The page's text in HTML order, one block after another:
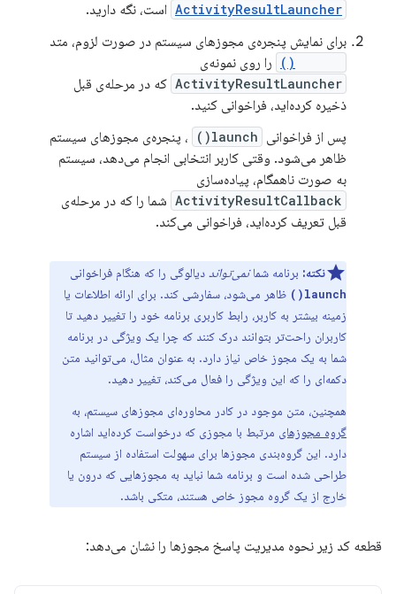
ActivityResultLauncher است، نگه دارید.
برای نمایش پنجره‌ی مجوزهای سیستم در صورت لزوم، متد
را روی نمونه‌ی
ActivityResultLauncher که در مرحله‌ی قبل
ذخیره کرده‌اید، فراخوانی کنید.
پس از فراخوانی launch()
، پنجره‌ی مجوزهای سیستم
ظاهر می‌شود. وقتی کاربر انتخابی انجام می‌دهد، سیستم
به صورت ناهمگام، پیاده‌سازی
ActivityResultCallback شما را که در مرحله‌ی
قبل تعریف کرده‌اید، فراخوانی می‌کند.
نکته: برنامه شمانمی‌تواند دیالوگی را که هنگام فراخوانی
launch()
ظاهر می‌شود، سفارشی کند. برای ارائه اطلاعات یا
زمینه بیشتر به کاربر، رابط کاربری برنامه خود را تغییر دهید تا
کاربران راحت‌تر بتوانند درک کنند که چرا یک ویژگی در برنامه
شما به یک مجوز خاص نیاز دارد. به عنوان مثال، می‌توانید متن
دکمه‌ای را که این ویژگی را فعال می‌کند، تغییر دهید.
همچنین، متن موجود در کادر محاوره‌ای مجوزهای سیستم، به
گروه مجوزهای مرتبط با مجوزی که درخواست کرده‌اید اشاره
دارد. این گروه‌بندی مجوزها برای سهولت استفاده از سیستم
طراحی شده است و برنامه شما نباید به مجوزهایی که درون یا
خارج از یک گروه مجوز خاص هستند، متکی باشد.
قطعه کد زیر نحوه مدیریت پاسخ مجوزها را نشان می‌دهد: